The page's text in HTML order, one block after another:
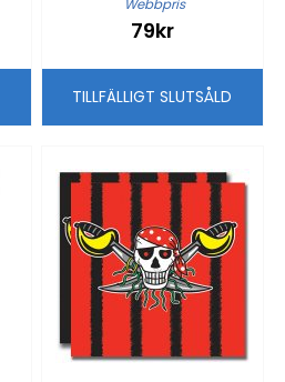
Webbpris
79kr
TILLFÄLLIGT SLUTSÅLD